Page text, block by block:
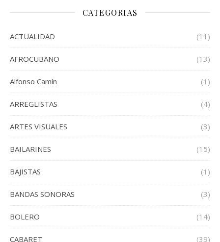
CATEGORIAS
ACTUALIDAD (11)
AFROCUBANO (13)
Alfonso Camín (1)
ARREGLISTAS (4)
ARTES VISUALES (3)
BAILARINES (15)
BAJISTAS (1)
BANDAS SONORAS (3)
BOLERO (14)
CABARET (39)